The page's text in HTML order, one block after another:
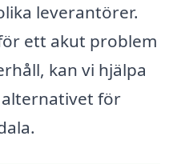
leverantörer.
ett akut problem
kan vi hjälpa
för